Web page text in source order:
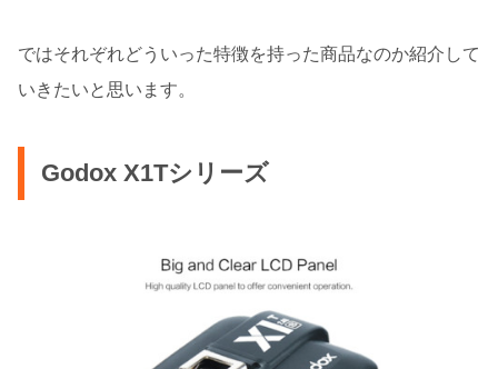
ではそれぞれどういった特徴を持った商品なのか紹介して
いきたいと思います。
Godox X1Tシリーズ